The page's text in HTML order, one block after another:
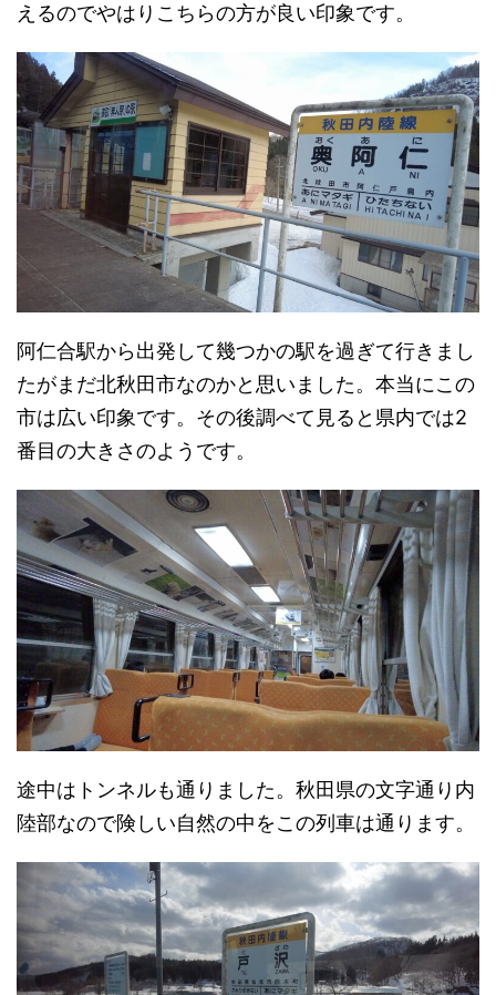
えるのでやはりこちらの方が良い印象です。
阿仁合駅から出発して幾つかの駅を過ぎて行きまし
たがまだ北秋田市なのかと思いました。本当にこの
市は広い印象です。その後調べて見ると県内では2
番目の大きさのようです。
途中はトンネルも通りました。秋田県の文字通り内
陸部なので険しい自然の中をこの列車は通ります。